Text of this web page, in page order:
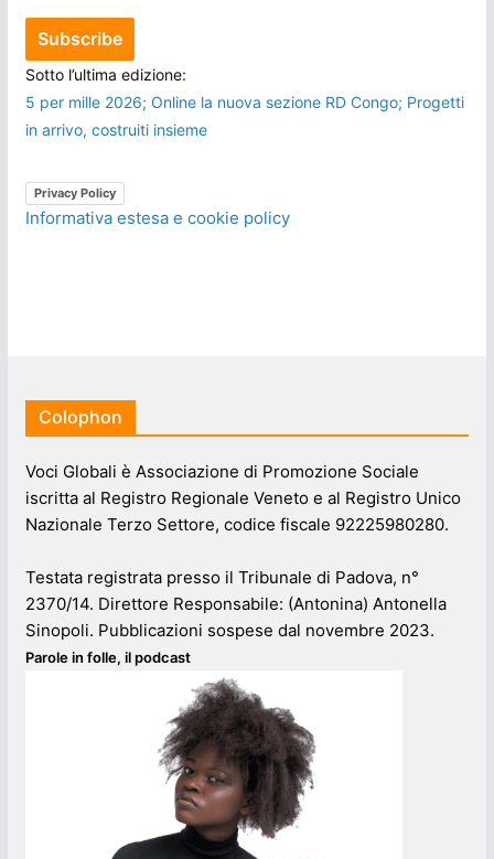
Sotto l’ultima edizione:
5 per mille 2026; Online la nuova sezione RD Congo; Progetti
in arrivo, costruiti insieme
Privacy Policy
Informativa estesa e cookie policy
Colophon
Voci Globali è Associazione di Promozione Sociale
iscritta al Registro Regionale Veneto e al Registro Unico
Nazionale Terzo Settore, codice fiscale 92225980280.
Testata registrata presso il Tribunale di Padova, n°
2370/14. Direttore Responsabile: (Antonina) Antonella
Sinopoli. Pubblicazioni sospese dal novembre 2023.
Parole in folle, il podcast